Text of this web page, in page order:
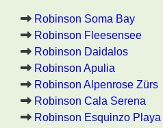
Robinson Soma Bay
Robinson Fleesensee
Robinson Daidalos
Robinson Apulia
Robinson Alpenrose Zürs
Robinson Cala Serena
Robinson Esquinzo Playa